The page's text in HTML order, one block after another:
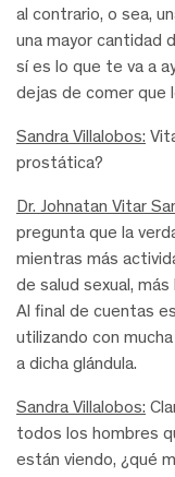
al contrario, o sea,
una mayor cantidad
sí es lo que te va a
dejas de comer que
Sandra Villalobos:
prostática?
Dr. Johnatan Vitar
pregunta que la
mientras más
de salud sexual,
Al final de cuentas
utilizando con
a dicha glándula.
Sandra Villalobos:
todos los hombres
están viendo, ¿qué